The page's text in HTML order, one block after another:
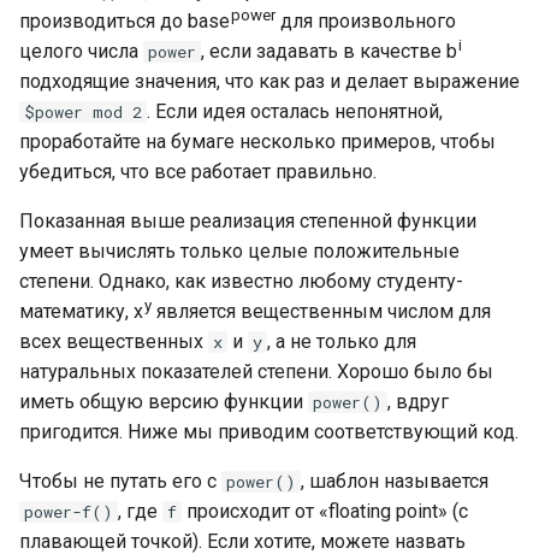
производиться до basepowerдля произвольного
целого числа power , если задавать в качестве bi
подходящие значения, что как раз и делает выражение
$power mod 2 . Если идея осталась непонятной,
проработайте на бумаге несколько примеров, чтобы
убедиться, что все работает правильно.
Показанная выше реализация степенной функции
умеет вычислять только целые положительные
степени. Однако, как известно любому студенту-
математику, xy является вещественным числом для
всех вещественных x и y , а не только для
натуральных показателей степени. Хорошо было бы
иметь общую версию функции power() , вдруг
пригодится. Ниже мы приводим соответствующий код.
Чтобы не путать его с power() , шаблон называется
power-f() , где f происходит от «floating point» (с
плавающей точкой). Если хотите, можете назвать